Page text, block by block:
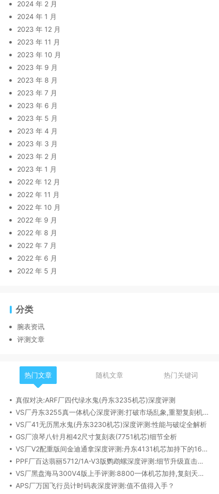
2024 年 2 月
2024 年 1 月
2023 年 12 月
2023 年 11 月
2023 年 10 月
2023 年 9 月
2023 年 8 月
2023 年 7 月
2023 年 6 月
2023 年 5 月
2023 年 4 月
2023 年 3 月
2023 年 2 月
2023 年 1 月
2022 年 12 月
2022 年 11 月
2022 年 10 月
2022 年 9 月
2022 年 8 月
2022 年 7 月
2022 年 6 月
2022 年 5 月
分类
腕表资讯
评测文章
热门文章 随机文章 热门关键词
真假对决:ARF厂四代绿水鬼(丹东3235机芯)深度评测
VS厂丹东3255真一体机心深度评测:打破市场乱象,重塑复刻机芯新标杆​
VS厂41无历黑水鬼(丹东3230机芯)深度评测:性能与破绽全解析
GS厂浪琴八针月相42尺寸复刻表(7751机芯)细节全析
VS厂V2配重版间金迪通拿深度评测:丹东4131机芯加持下的165克精密之作​
PPF厂百达翡丽5712/1A-V3版鹦鹉螺深度评测:细节升级直击正品
VS厂黑盘海马300V4版上手评测:8800一体机芯加持,复刻天花板实至名归?
APS厂万国飞行员计时码表深度评测:值不值得入手？